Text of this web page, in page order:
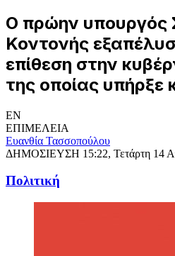
Ο πρώην υπουργός
Κοντονής
επίθεση στην
της οποίας υπήρξε
EN
ΕΠΙΜΕΛΕΙΑ
Ευανθία Τασσοπούλου
ΔΗΜΟΣΙΕΥΣΗ 15:22, Τετάρτη 14
Πολιτική